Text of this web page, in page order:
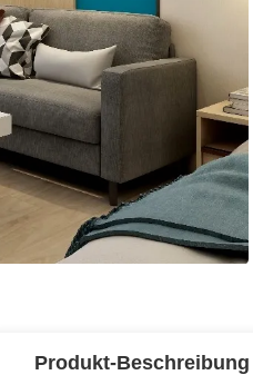
Produkt-Beschreibung